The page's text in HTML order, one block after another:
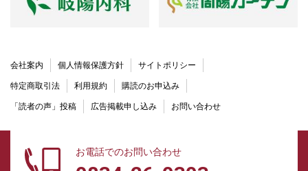
会社案内 個人情報保護方針 サイトポリシー
特定商取引法 利用規約 購読のお申込み
「読者の声」投稿 広告掲載申し込み お問い合わせ
お電話でのお問い合わせ